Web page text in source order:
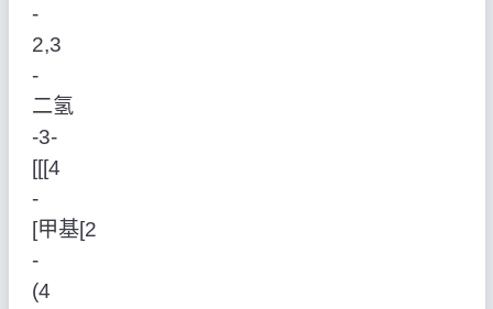
‑
2,3
‑
二氢
‑3‑
[[[4
‑
[甲基[2
‑
(4